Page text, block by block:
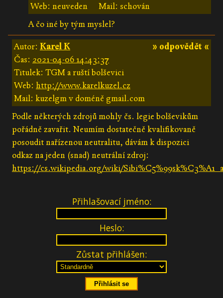
Web: neuveden
Mail: schován
A čo iné by tým myslel?
» odpovědět «
Autor: Karel K
Čas: 2021-04-06 14:43:37
Titulek: TGM a ruští bolševici
Web: http://www.karelkuzel.cz
Mail: kuzelgm v doméně gmail.com
Podle některých zdrojů mohly čs. legie bolševikům
pořádně zavařit. Neumím dostatečně kvalifikovaně
posoudit nařízenou neutralitu, dávám k dispozici
odkaz na jeden (snad) neutrální zdroj:
https://cs.wikipedia.org/wiki/
Přihlašovací jméno:
Heslo:
Zůstat přihlášen: